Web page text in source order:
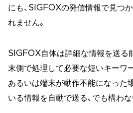
にも、SIGFOXの発信情報で見つ
れません。
SIGFOX自体は詳細な情報を送る
末側で処理して必要な短いキーワ
あるいは端末が動作不能になった
いる情報を自動で送る、でも構わな